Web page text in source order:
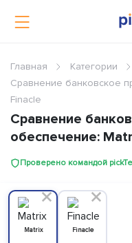
Главная Категории
Сравнение банковское
Finacle
Сравнение
обеспечение:
Проверено командой
Matrix Finacle